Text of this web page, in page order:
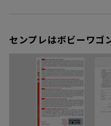
センプレはボビーワゴ